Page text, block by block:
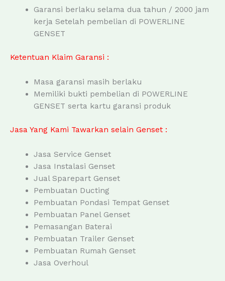
Garansi berlaku selama dua tahun / 2000 jam
kerja Setelah pembelian di POWERLINE
GENSET
Ketentuan Klaim Garansi :
Masa garansi masih berlaku
Memiliki bukti pembelian di POWERLINE
GENSET serta kartu garansi produk
Jasa Yang Kami Tawarkan selain Genset :
Jasa Service Genset
Jasa Instalasi Genset
Jual Sparepart Genset
Pembuatan Ducting
Pembuatan Pondasi Tempat Genset
Pembuatan Panel Genset
Pemasangan Baterai
Pembuatan Trailer Genset
Pembuatan Rumah Genset
Jasa Overhoul